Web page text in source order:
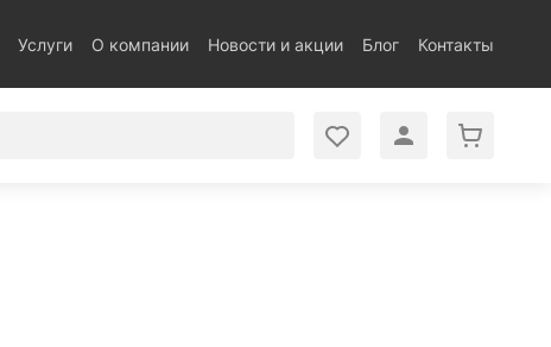
Услуги О компании Новости и акции Блог Контакты